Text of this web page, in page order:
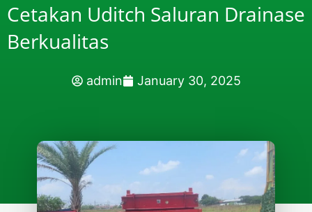
Cetakan Uditch Saluran Drainase
Berkualitas
admin January 30, 2025